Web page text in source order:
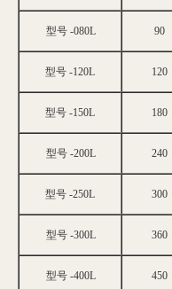
型号 -080L 90
型号 -120L 120
型号 -150L 180
型号 -200L 240
型号 -250L 300
型号 -300L 360
型号 -400L 450